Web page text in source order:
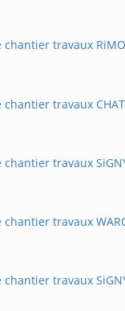
chantier travaux
chantier travaux
chantier travaux
chantier travaux
chantier travaux